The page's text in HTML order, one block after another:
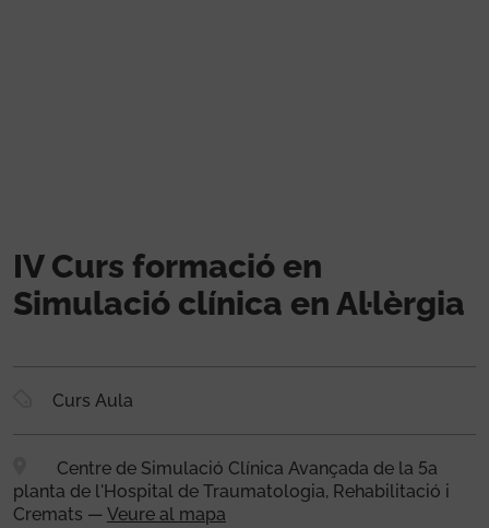
IV Curs formació en
Simulació clínica en Al·lèrgia
Curs Aula
Centre de Simulació Clínica Avançada de la 5a
planta de l'Hospital de Traumatologia, Rehabilitació i
Cremats — Veure al mapa